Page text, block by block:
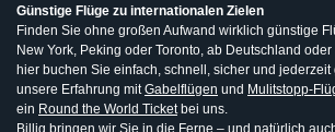
Günstige Flüge zu internationalen Zielen
Finden Sie ohne großen Aufwand wirklich günstige
New York, Peking oder Toronto, ab Deutschland
hier buchen Sie einfach, schnell, sicher und jederzeit
unsere Erfahrung mitGabelflügen und Mulitstopp-
ein Round the World Ticketbei uns.
Billig bringen wir Sie in die Ferne – und natürlich